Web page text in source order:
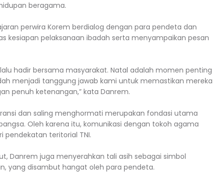
beragama.
perwira Korem berdialog dengan para pendeta dan
kesiapan pelaksanaan ibadah serta menyampaikan pesan
hadir bersama masyarakat. Natal adalah momen penting
menjadi tanggung jawab kami untuk memastikan mereka
penuh ketenangan,” kata Danrem.
dan saling menghormati merupakan fondasi utama
Oleh karena itu, komunikasi dengan tokoh agama
pendekatan teritorial TNI.
Danrem juga menyerahkan tali asih sebagai simbol
yang disambut hangat oleh para pendeta.